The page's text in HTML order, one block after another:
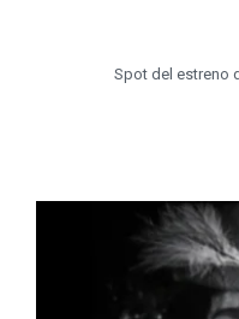
Spot del estreno